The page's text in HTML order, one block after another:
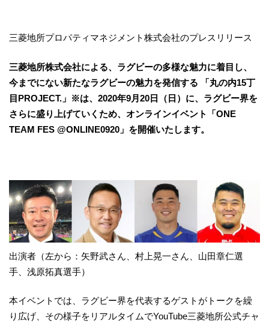
三菱地所プロパティマネジメント株式会社のプレスリリース
三菱地所株式会社による、ラグビーの多様な魅力に着目し、
今までにない新たなラグビーの魅力を発信する 「丸の内15丁
目PROJECT.」※は、2020年9月20日（日）に、ラグビー界を
さらに盛り上げていくため、オンラインイベント「ONE
TEAM FES @ONLINE0920」を開催いたします。
出演者（左から：矢野武さん、村上晃一さん、山田章仁選
手、浅原拓真選手）
本イベントでは、ラグビー界を代表するゲストがトークを繰
り広げ、その様子をリアルタイムでYouTube三菱地所公式チャ